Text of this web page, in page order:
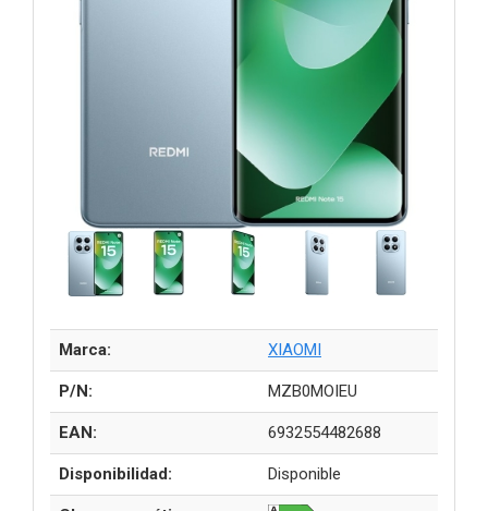
Marca: XIAOMI
P/N: MZB0MOIEU
EAN: 6932554482688
Disponibilidad: Disponible